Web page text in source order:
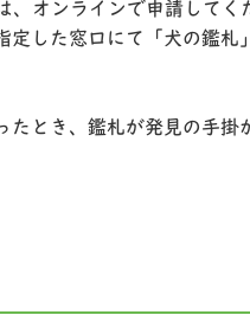
オンラインで申請してく
した窓口にて「犬の鑑札
とき、鑑札が発見の手掛